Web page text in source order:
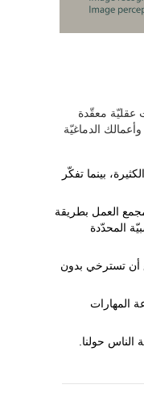
عقليّة معقّدة
وأعمالك الدماغيّة
بينما تفكّر
العمل بطريقة
المحدّدة
أن تسترخي بدون
المهارات
الناس حولنا.